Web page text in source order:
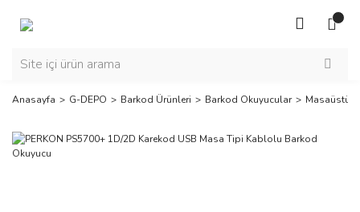
Anasayfa G-DEPO Barkod Ürünleri Barkod Okuyucular Masaüstü